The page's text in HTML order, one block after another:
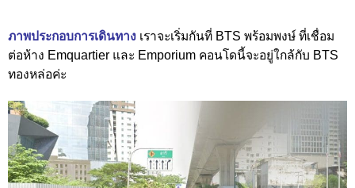
ภาพประกอบการเดินทาง เราจะเริ่มกันที่ BTS พร้อมพงษ์ ที่เชื่อม
ต่อห้าง Emquartier และ Emporium คอนโดนี้จะอยู่ใกล้กับ BTS
ทองหล่อค่ะ